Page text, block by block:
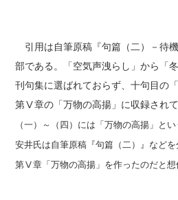
引用は自筆原稿『句篇（二）－待
部である。「空気声洩らし」から「
刊句集に選ばれておらず、十句目の
第Ⅴ章の「万物の高揚」に収録されて
（一）～（四）には「万物の高揚」と
安井氏は自筆原稿『句篇（二）』などを
第Ⅴ章「万物の高揚」を作ったのだと想